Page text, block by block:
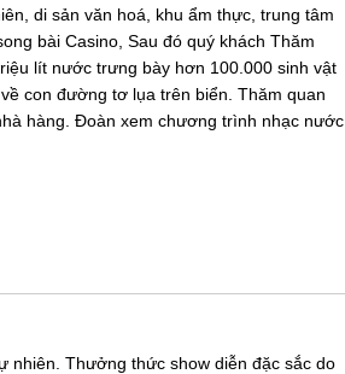
di sản văn hoá, khu ẩm thực, trung tâm
bài Casino, Sau đó quý khách Thăm
lít nước trưng bày hơn 100.000 sinh vật
con đường tơ lụa trên biển. Thăm quan
hàng. Đoàn xem chương trình nhạc nước
nhiên. Thưởng thức show diễn đặc sắc do